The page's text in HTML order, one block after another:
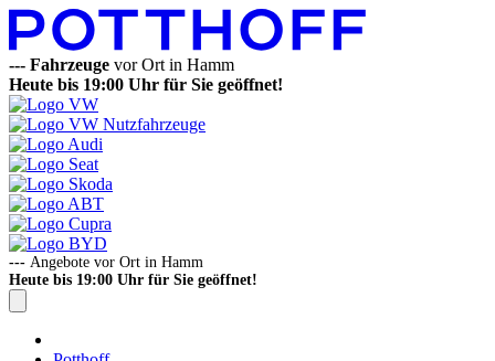
--- Fahrzeuge vor Ort in Hamm
Heute bis 19:00 Uhr für Sie geöffnet!
--- Angebote vor Ort in Hamm
Heute bis 19:00 Uhr für Sie geöffnet!